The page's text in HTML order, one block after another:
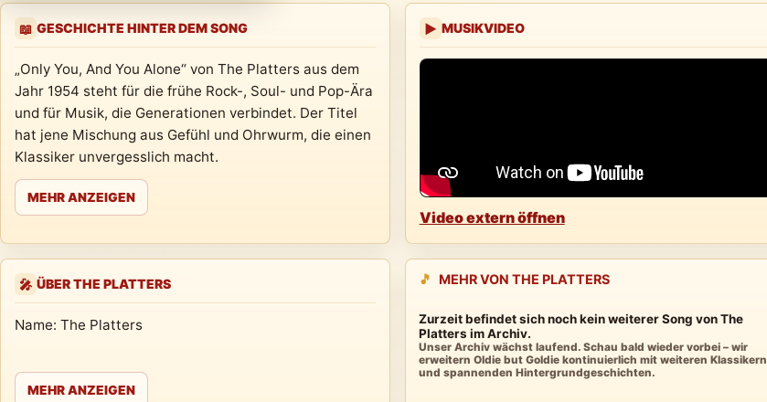
📖 GESCHICHTE HINTER DEM SONG
„Only You, And You Alone“ von The Platters aus dem
Jahr 1954 steht für die frühe Rock-, Soul- und Pop-Ära
und für Musik, die Generationen verbindet. Der Titel
hat jene Mischung aus Gefühl und Ohrwurm, die einen
Klassiker unvergesslich macht.
MEHR ANZEIGEN
▶ MUSIKVIDEO
Video extern öffnen
🎤 ÜBER THE PLATTERS
Name: The Platters
MEHR ANZEIGEN
🎵 MEHR VON THE PLATTERS
Zurzeit befindet sich noch kein weiterer Song von The
Platters im Archiv.
Unser Archiv wächst laufend. Schau bald wieder vorbei – wir
erweitern Oldie but Goldie kontinuierlich mit weiteren Klassikern
und spannenden Hintergrundgeschichten.